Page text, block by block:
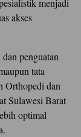
menjadi
akses
penguatan
tata
Orthopedi dan
Sulawesi Barat
optimal